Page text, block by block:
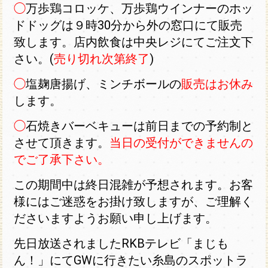
◯万歩鶏コロッケ、万歩鶏ウインナーのホッ
ドドッグは９時30分から外の窓口にて販売
致します。店内飲食は中央レジにてご注文下
さい。(売り切れ次第終了)
◯塩麹唐揚げ、ミンチボールの販売はお休み
します。
◯石焼きバーベキューは前日までの予約制と
させて頂きます。 当日の受付ができませんの
でご了承下さい。
この期間中は終日混雑が予想されます。お客
様にはご迷惑をお掛け致しますが、ご理解く
ださいますようお願い申し上げます。
先日放送されましたRKBテレビ「まじも
ん！」にてGWに行きたい糸島のスポットラ